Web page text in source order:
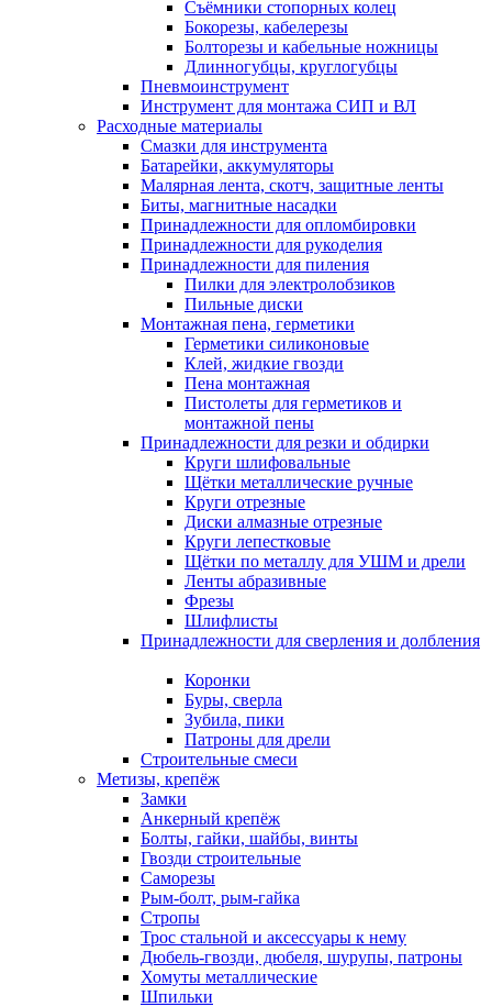
Съёмники стопорных колец
Бокорезы, кабелерезы
Болторезы и кабельные ножницы
Длинногубцы, круглогубцы
Пневмоинструмент
Инструмент для монтажа СИП и ВЛ
Расходные материалы
Смазки для инструмента
Батарейки, аккумуляторы
Малярная лента, скотч, защитные ленты
Биты, магнитные насадки
Принадлежности для опломбировки
Принадлежности для рукоделия
Принадлежности для пиления
Пилки для электролобзиков
Пильные диски
Монтажная пена, герметики
Герметики силиконовые
Клей, жидкие гвозди
Пена монтажная
Пистолеты для герметиков и
монтажной пены
Принадлежности для резки и обдирки
Круги шлифовальные
Щётки металлические ручные
Круги отрезные
Диски алмазные отрезные
Круги лепестковые
Щётки по металлу для УШМ и дрели
Ленты абразивные
Фрезы
Шлифлисты
Принадлежности для сверления и долбления
Коронки
Буры, сверла
Зубила, пики
Патроны для дрели
Строительные смеси
Метизы, крепёж
Замки
Анкерный крепёж
Болты, гайки, шайбы, винты
Гвозди строительные
Саморезы
Рым-болт, рым-гайка
Стропы
Трос стальной и аксессуары к нему
Дюбель-гвозди, дюбеля, шурупы, патроны
Хомуты металлические
Шпильки